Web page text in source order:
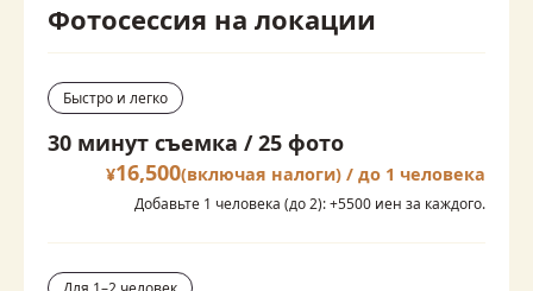
Фотосессия на локации
Быстро и легко
30 минут съемка / 25 фото
¥16,500(включая налоги) / до 1 человека
Добавьте 1 человека (до 2): +5500 иен за каждого.